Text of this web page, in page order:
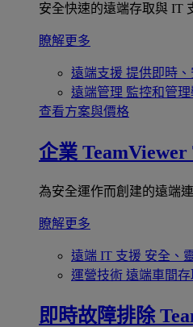
安全快速的遠端存取與 IT
瞭解更多
遠端支援 提供即時
遠端管理 監控和管理
查看方案與價格
企業 TeamViewer
為安全運作而創建的遠端
瞭解更多
遠端 IT 支援 安全、
運營技術 遠端車間存
即時故障排除